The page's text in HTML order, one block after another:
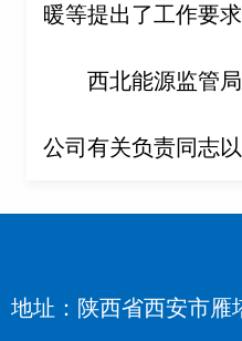
暖等提出了工作要求
西北能源监管
公司有关负责同志
地址：陕西省西安市雁